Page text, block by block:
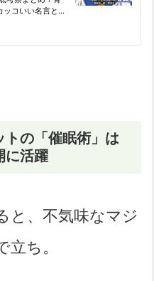
トの「催眠術」は
に活躍
と、不気味なマジ
ち。